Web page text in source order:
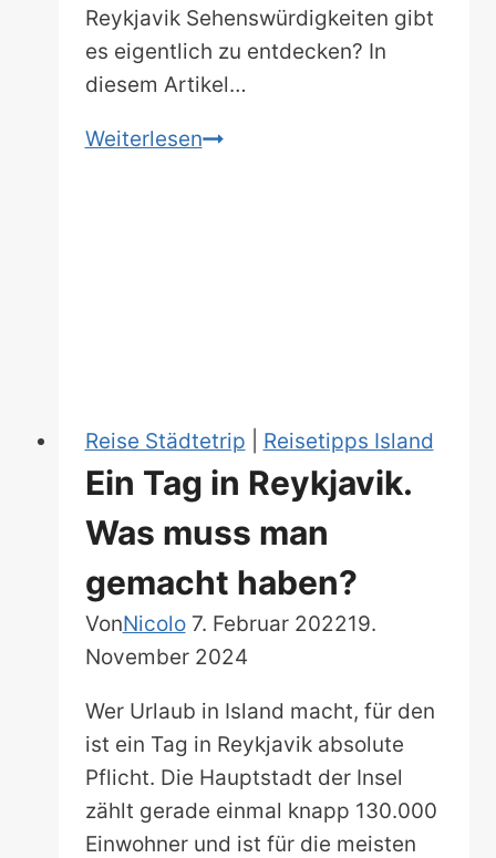
Reykjavik Sehenswürdigkeiten gibt
es eigentlich zu entdecken? In
diesem Artikel…
WeiterlesenDie
Reise Städtetrip Reisetipps Island
Ein Tag in Reykjavik.
Was muss man
gemacht haben?
VonNicolo 7. Februar 202219.
November 2024
Wer Urlaub in Island macht, für den
ist ein Tag in Reykjavik absolute
Pflicht. Die Hauptstadt der Insel
zählt gerade einmal knapp 130.000
Einwohner und ist für die meisten